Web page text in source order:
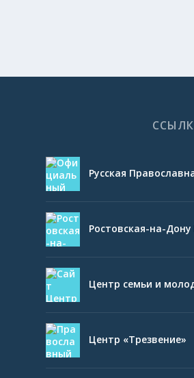
Русская
Ростовская-на-Дону
Центр семьи и
Центр «Трезвение»